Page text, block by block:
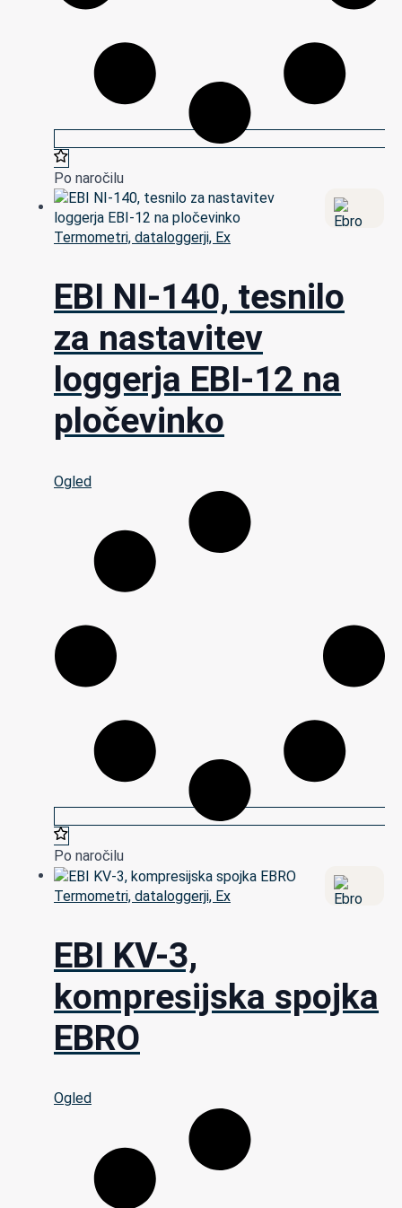
Po naročilu
Termometri, dataloggerji, Ex
EBI NI-140, tesnilo
za nastavitev
loggerja EBI-12 na
pločevinko
Ogled
Po naročilu
Termometri, dataloggerji, Ex
EBI KV-3,
kompresijska spojka
EBRO
Ogled